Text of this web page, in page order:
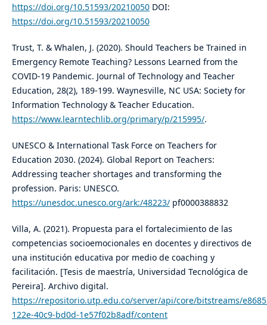
https://doi.org/10.51593/20210050DOI:
https://doi.org/10.51593/20210050
Trust, T. & Whalen, J. (2020). Should Teachers be Trained in
Emergency Remote Teaching? Lessons Learned from the
COVID-19 Pandemic. Journal of Technology and Teacher
Education, 28(2), 189-199. Waynesville, NC USA: Society for
Information Technology & Teacher Education.
https://www.learntechlib.org/primary/p/215995/.
UNESCO & International Task Force on Teachers for
Education 2030. (2024). Global Report on Teachers:
Addressing teacher shortages and transforming the
profession. Paris: UNESCO.
https://unesdoc.unesco.org/ark:/48223/pf0000388832
Villa, A. (2021). Propuesta para el fortalecimiento de las
competencias socioemocionales en docentes y directivos de
una institución educativa por medio de coaching y
facilitación. [Tesis de maestría, Universidad Tecnológica de
Pereira]. Archivo digital.
https://repositorio.utp.edu.co/server/api/core/bitstreams/
122e-40c9-bd0d-1e57f02b8adf/content